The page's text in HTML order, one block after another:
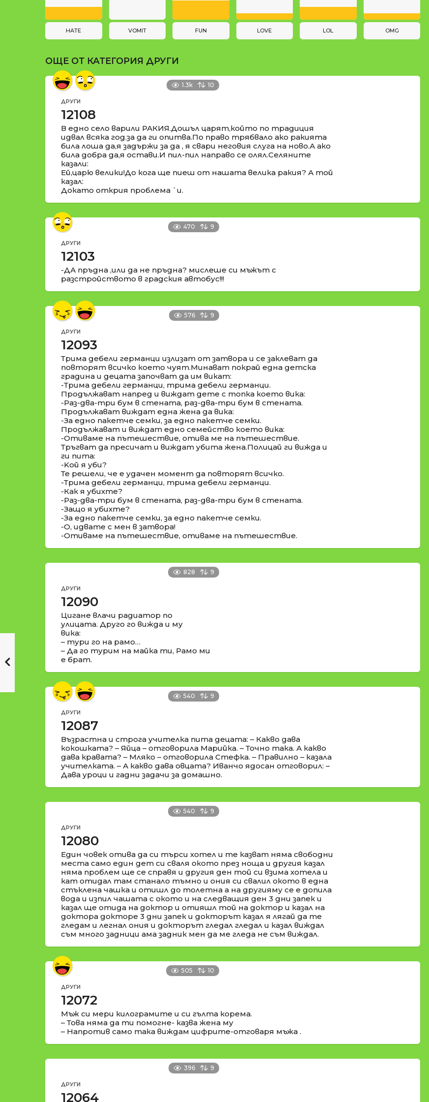
a
t
i
n
HATE VOMIT FUN LOVE LOL OMG
ОЩЕ ОТ КАТЕГОРИЯ ДРУГИ
1.3k 10
ДРУГИ
12108
В едно село варили РАКИЯ.Дошъл царят,който по традиция
идвал всяка год.за да ги опитва.По право трябвало ако ракията
била лоша да,я задържи за да , я свари неговия слуга на ново.А ако
била добра да,я остави.И пил-пил направо се олял.Селяните
казали:
Ей,царю велики!До кога ще пиеш от нашата велика ракия? А той
казал:
Докато открия проблема `и.
470 9
ДРУГИ
12103
-ДА пръдна ,или да не пръдна? мислеше си мъжът с
разстройството в градския автобус!!!
576 9
ДРУГИ
12093
Трима дебели германци излизат от затвора и се заклеват да
повторят всичко което чуят.Минават покрай една детска
градина и децата започват да им викат:
-Трима дебели германци, трима дебели германци.
Продължават напред и виждат дете с топка което вика:
-Раз-два-три бум в стената, раз-два-три бум в стената.
Продължават виждат една жена да вика:
-За едно пакетче семки, за едно пакетче семки.
Продължават и виждат едно семейство което вика:
-Отиваме на пътешествие, отива ме на пътешествие.
Тръгват да пресичат и виждат убита жена.Полицай ги вижда и
ги пита:
-Koй я уби?
Те решели, че е удачен момент да повторят всичко.
-Трима дебели германци, трима дебели германци.
-Как я убихте?
-Раз-два-три бум в стената, раз-два-три бум в стената.
-Защо я убихте?
-За едно пакетче семки, за едно пакетче семки.
-О, идвате с мен в затвора!
-Отиваме на пътешествие, отиваме на пътешествие.
828 9
ДРУГИ
12090
Цигане влачи радиатор по
улицата. Друго го вижда и му
вика:
– тури го на рамо…
– Да го турим на майка ти, Рамо ми
е брат.
540 9
ДРУГИ
12087
Възрастна и строга учителка пита децата: – Какво дава
кокошката? – Яйца – отговорила Марийка. – Точно така. А какво
дава кравата? – Мляко – отговорила Стефка. – Правилно – казала
учителката. – А какво дава овцата? Иванчо ядосан отговорил: –
Дава уроци и гадни задачи за домашно.
540 9
ДРУГИ
12080
Един човек отива да си търси хотел и те казват няма свободни
места само един дет си сваля окото през ноща и другия казал
няма проблем ще се справя и другия ден той си взима хотела и
кат отидал там станало тъмно и ония си свалил окото в една
стъклена чашка и отишл до толетна а на другияму се е допила
вода и изпил чашата с окото и на следващия ден 3 дни запек и
казал ще отида на доктор и отияшл той на доктор и казал на
доктора докторе 3 дни запек и докторът казал я лягай да те
гледам и легнал ония и докторът гледал гледал и казал виждал
съм много задници ама задник мен да ме гледа не съм виждал.
505 10
ДРУГИ
12072
Мъж си мери килограмите и си гълта корема.
– Това няма да ти помогне- казва жена му
– Напротив само така виждам цифрите-отговаря мъжа .
396 9
ДРУГИ
12064